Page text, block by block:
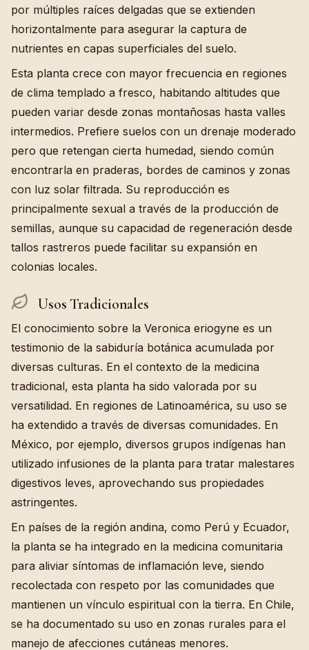
por múltiples raíces delgadas que se extienden
horizontalmente para asegurar la captura de
nutrientes en capas superficiales del suelo.
Esta planta crece con mayor frecuencia en regiones
de clima templado a fresco, habitando altitudes que
pueden variar desde zonas montañosas hasta valles
intermedios. Prefiere suelos con un drenaje moderado
pero que retengan cierta humedad, siendo común
encontrarla en praderas, bordes de caminos y zonas
con luz solar filtrada. Su reproducción es
principalmente sexual a través de la producción de
semillas, aunque su capacidad de regeneración desde
tallos rastreros puede facilitar su expansión en
colonias locales.
Usos Tradicionales
El conocimiento sobre la Veronica eriogyne es un
testimonio de la sabiduría botánica acumulada por
diversas culturas. En el contexto de la medicina
tradicional, esta planta ha sido valorada por su
versatilidad. En regiones de Latinoamérica, su uso se
ha extendido a través de diversas comunidades. En
México, por ejemplo, diversos grupos indígenas han
utilizado infusiones de la planta para tratar malestares
digestivos leves, aprovechando sus propiedades
astringentes.
En países de la región andina, como Perú y Ecuador,
la planta se ha integrado en la medicina comunitaria
para aliviar síntomas de inflamación leve, siendo
recolectada con respeto por las comunidades que
mantienen un vínculo espiritual con la tierra. En Chile,
se ha documentado su uso en zonas rurales para el
manejo de afecciones cutáneas menores.